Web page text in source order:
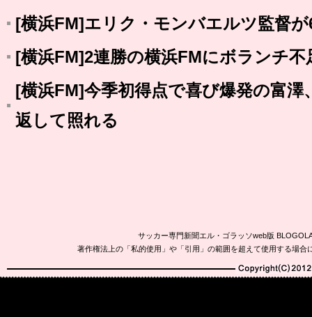
[横浜FM]エリク・モンバエルツ監督
[横浜FM]2連勝の横浜FMにボランチ不
[横浜FM]今季初得点で喜び爆発の富
返して照れる
サッカー専門新聞エル・ゴラッソweb版
著作権法上の「私的使用」や「引用」の範囲を超えて使用する場
Copyright(C)2010-